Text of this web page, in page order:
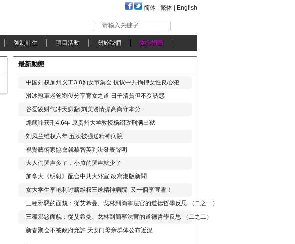
简体 繁体 English
请输入关键字
強制計生 項目活動 關於我們 愛心捐贈
最新動態
中国妇权加州义工3.8妇女节集会 抗议中共拘押女性良心犯
滑冰冠軍老爸劉俊分享育女之道 日子清貧但不受誘惑
谷爱凌财气冲天赚翻 刘美贤情操高尚守本分
煽颠罪获刑4.6年 原贵州大学教授杨绍政刑满出狱
刘凤兰维权六年 五次被强送精神病院
視覺藝術家協會就黎智英判決發表聲明
大人们哭声多了，小孩的哭声就少了
加拿大《明報》配合中共大外宣 改寫港版新聞
女大学生李艳利讨薪维权三送精神病院 又一個李宜雪！
三種邪惡的面貌：從艾希曼、戈林到簡寧法官的道德哲學反思 （二之一）
三種邪惡面貌：從艾希曼、戈林到簡寧法官的道德哲學反思 （二之二）
新春聚会不被政府允許 天安门母亲群体公布近況